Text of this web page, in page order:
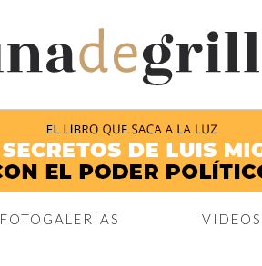
FOTOGALERÍAS VIDEOS